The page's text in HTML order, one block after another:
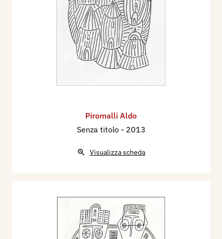
Piromalli Aldo
Senza titolo - 2013
Visualizza scheda